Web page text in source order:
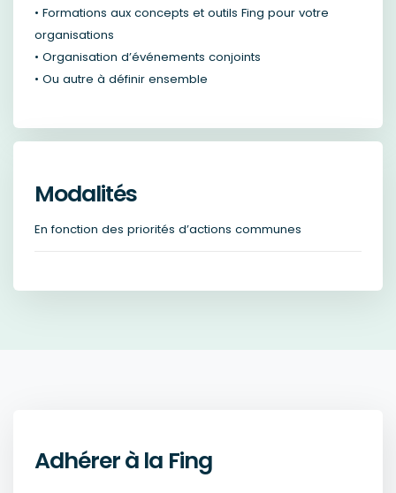
• Formations aux concepts et outils Fing pour votre
organisations
• Organisation d’événements conjoints
• Ou autre à définir ensemble
Modalités
En fonction des priorités d’actions communes
Adhérer à la Fing